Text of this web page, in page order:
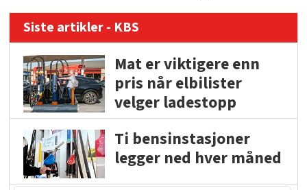
Siste artikler - KBS
Mat er viktigere enn
pris når elbilister
velger ladestopp
Ti bensinstasjoner
legger ned hver måned